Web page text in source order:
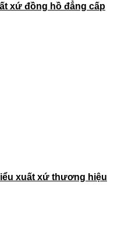
xứ đồng hồ đẳng cấp
xuất xứ thương hiệu